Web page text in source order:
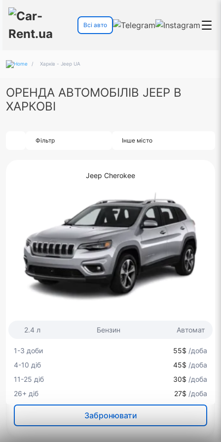
Всі авто
/ Харків - Jeep UA
ОРЕНДА АВТОМОБІЛІВ JEEP В
ХАРКОВІ
Фільтр Інше місто
Jeep Cherokee
2.4 л Бензин Автомат
1-3 доби 55$ /доба
4-10 діб
45$ /доба
11-25 діб
30$ /доба
26+ діб
27$ /доба
Забронювати